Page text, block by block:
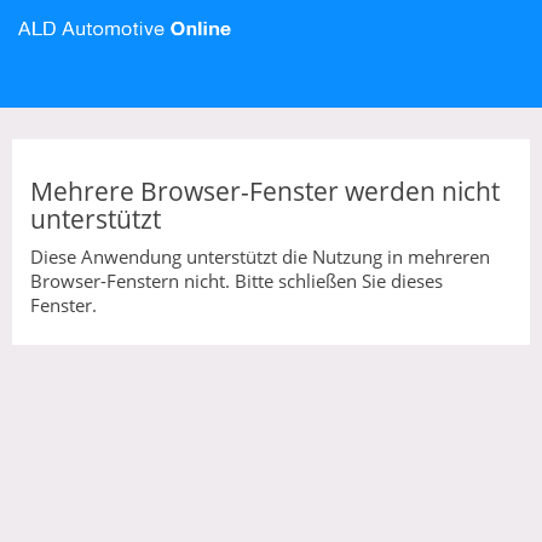
Mehrere Browser-Fenster werden nicht
unterstützt
Diese Anwendung unterstützt die Nutzung in mehreren
Browser-Fenstern nicht. Bitte schließen Sie dieses
Fenster.